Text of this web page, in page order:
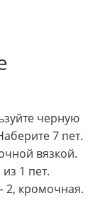
черную
7 пет.
вязкой.
1 пет.
2, кромочная.